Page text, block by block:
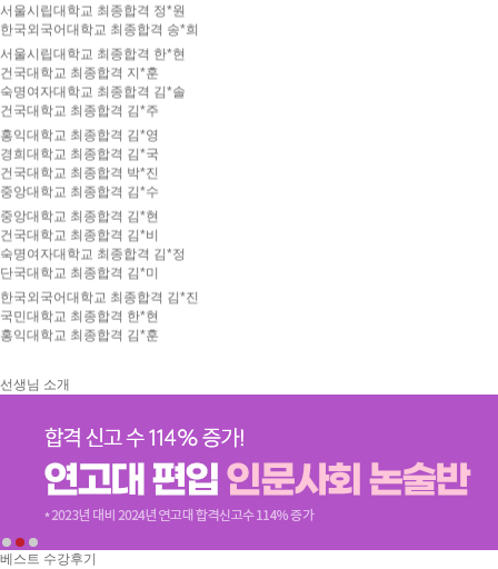
중앙대학교 최종합격 한*현
온라인 수강생들도 뒤처지지 않게 탄탄한 커리큘럼이 해커스에 있습니다. - 건국대 합
격생 김**
이 달의 베스트강의 항목을 보고 강의를 선택하는 것도 도움이 되었습니다. - 중앙대
합격생 이**
스타강사진의 강의가 폭 넓게 제공되어, 직접 선택해 들을 수 있었습니다. - 한양대 합
격생 김**
SNS나 페이지를 통해 선생님과 직접 커뮤니케이션을 할 수 있어 좋았습니다. - 중앙
대 합격생 강**
환급이라는 조건이 합격에 대한 동기부여를 주었습니다. - 건국대 합격생 여**
수강제한이 없어 자신에게 맞는 선생님을 선택할 수 있는 것이 좋았습니다. - 중앙대
합격생 강**
방대한 자료와 데이터는 어느 곳에서도 얻을 수 없는 해커스만의 장점입니다. - 중앙대
합격생 임**
중간에 정리된 자료를 업로드해주셔서 너무 좋았습니다. - 성균관대 합격생 김**
서울시립대학교 최종합격 한*현
건국대학교 최종합격 지*훈
숙명여자대학교 최종합격 김*솔
건국대학교 최종합격 김*주
홍익대학교 최종합격 김*영
경희대학교 최종합격 김*국
건국대학교 최종합격 박*진
중앙대학교 최종합격 김*수
중앙대학교 최종합격 김*현
건국대학교 최종합격 김*비
숙명여자대학교 최종합격 김*정
단국대학교 최종합격 김*미
한국외국어대학교 최종합격 김*진
국민대학교 최종합격 한*현
홍익대학교 최종합격 김*훈
한국외국어대학교 최종합격 김*민
중앙대학교 최종합격 한*현
동국대학교 최종합격 최*희
한국외국어대학교 최종합격 김*린
동국대학교 최종합격 박*진
명지대학교 최종합격 이*찬
단국대학교 최종합격 김*국
동국대학교 최종합격 김*정
명지대학교 최종합격 강*형
선생님 소개
베스트 수강후기
정말 이해가 잘 되었어요 감사합니다.
이거 듣고 독해지문 읽을때 좀더 넓게 독해되는거같네요